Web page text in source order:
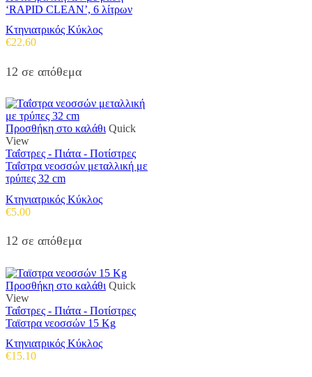
‘RAPID CLEAN’, 6 λίτρων
Κτηνιατρικός Κύκλος
€22.60
12 σε απόθεμα
Προσθήκη στο καλάθι Quick
View
Ταΐστρες - Πιάτα - Ποτίστρες
Ταΐστρα νεοσσών μεταλλική με
τρύπες 32 cm
Κτηνιατρικός Κύκλος
€5.00
12 σε απόθεμα
Προσθήκη στο καλάθι Quick
View
Ταΐστρες - Πιάτα - Ποτίστρες
Ταϊστρα νεοσσών 15 Kg
Κτηνιατρικός Κύκλος
€15.10